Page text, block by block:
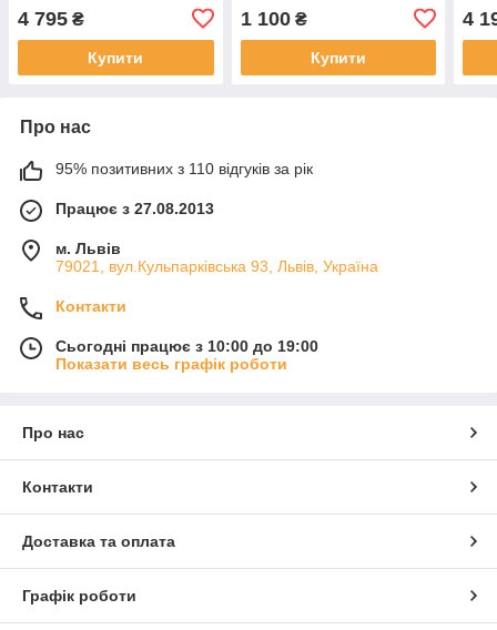
4 795 ₴
Купити
1 100₴
Купити
4
Про нас
95% позитивних з 110 відгуків за рік
Працює з 27.08.2013
м. Львів
79021, вул.Кульпарківська 93, Львів, Україна
Контакти
Сьогодні працює з 10:00 до 19:00
Показати весь графік роботи
Про нас
Контакти
Доставка та оплата
Графік роботи